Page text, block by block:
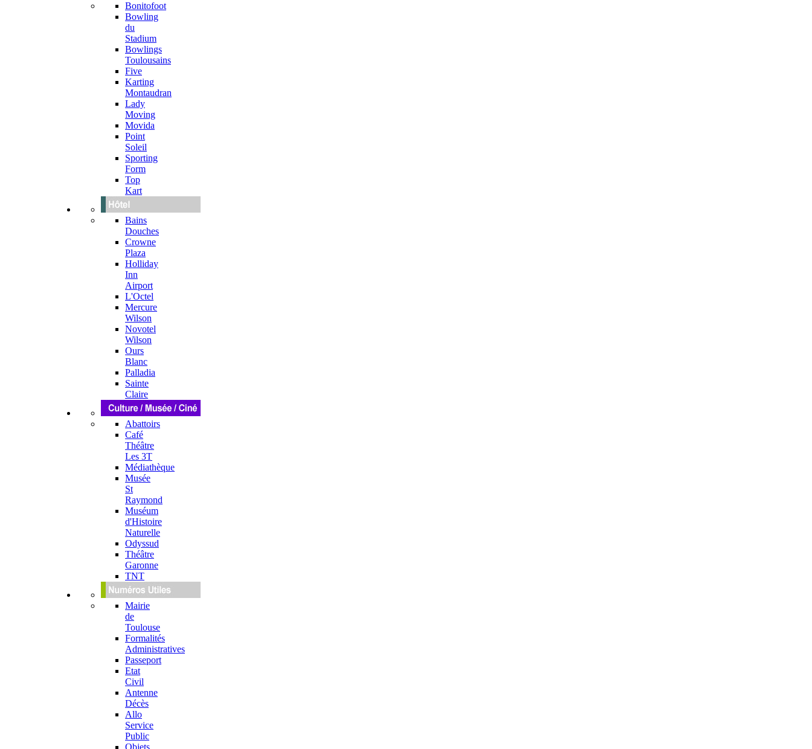
Bonitofoot
Bowling
du
Stadium
Bowlings
Toulousains
Five
Karting
Montaudran
Lady
Moving
Movida
Point
Soleil
Sporting
Form
Top
Kart
Bains
Douches
Crowne
Plaza
Holliday
Inn
Airport
L'Octel
Mercure
Wilson
Novotel
Wilson
Ours
Blanc
Palladia
Sainte
Claire
Abattoirs
Café
Théâtre
Les 3T
Médiathèque
Musée
St
Raymond
Muséum
d'Histoire
Naturelle
Odyssud
Théâtre
Garonne
TNT
Mairie
de
Toulouse
Formalités
Administratives
Passeport
Etat
Civil
Antenne
Décès
Allo
Service
Public
Objets